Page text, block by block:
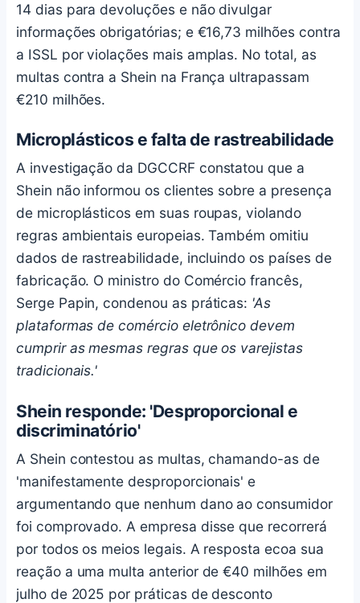
14 dias para devoluções e não divulgar
informações obrigatórias; e €16,73 milhões contra
a ISSL por violações mais amplas. No total, as
multas contra a Shein na França ultrapassam
€210 milhões.
Microplásticos e falta de rastreabilidade
A investigação da DGCCRF constatou que a
Shein não informou os clientes sobre a presença
de microplásticos em suas roupas, violando
regras ambientais europeias. Também omitiu
dados de rastreabilidade, incluindo os países de
fabricação. O ministro do Comércio francês,
Serge Papin, condenou as práticas: 'As
plataformas de comércio eletrônico devem
cumprir as mesmas regras que os varejistas
tradicionais.'
Shein responde: 'Desproporcional e
discriminatório'
A Shein contestou as multas, chamando-as de
'manifestamente desproporcionais' e
argumentando que nenhum dano ao consumidor
foi comprovado. A empresa disse que recorrerá
por todos os meios legais. A resposta ecoa sua
reação a uma multa anterior de €40 milhões em
julho de 2025 por práticas de desconto